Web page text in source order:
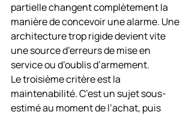
partielle changent complètement la
manière de concevoir une alarme. Une
architecture trop rigide devient vite
une source d’erreurs de mise en
service ou d’oublis d’armement.
Le troisième critère est la
maintenabilité. C’est un sujet sous-
estimé au moment de l’achat, puis